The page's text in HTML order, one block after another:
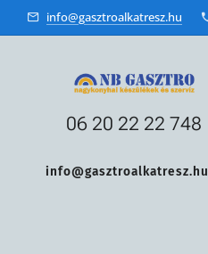
info@gasztroalkatresz.hu
06 20 22 22 748
info@gasztroalkatresz.hu